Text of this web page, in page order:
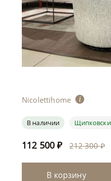
Nicolettihome i
В наличии
112 500 ₽ 212 300 ₽
В корзину